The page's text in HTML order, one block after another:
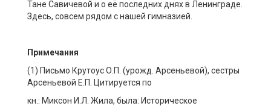
Тане Савичевой и о её последних днях в Ленинграде.
Здесь, совсем рядом с нашей гимназией.
Примечания
(1) Письмо Крутоус О.П. (урожд. Арсеньевой), сестры
Арсеньевой Е.П. Цитируется по
кн.: Миксон И.Л. Жила, была: Историческое